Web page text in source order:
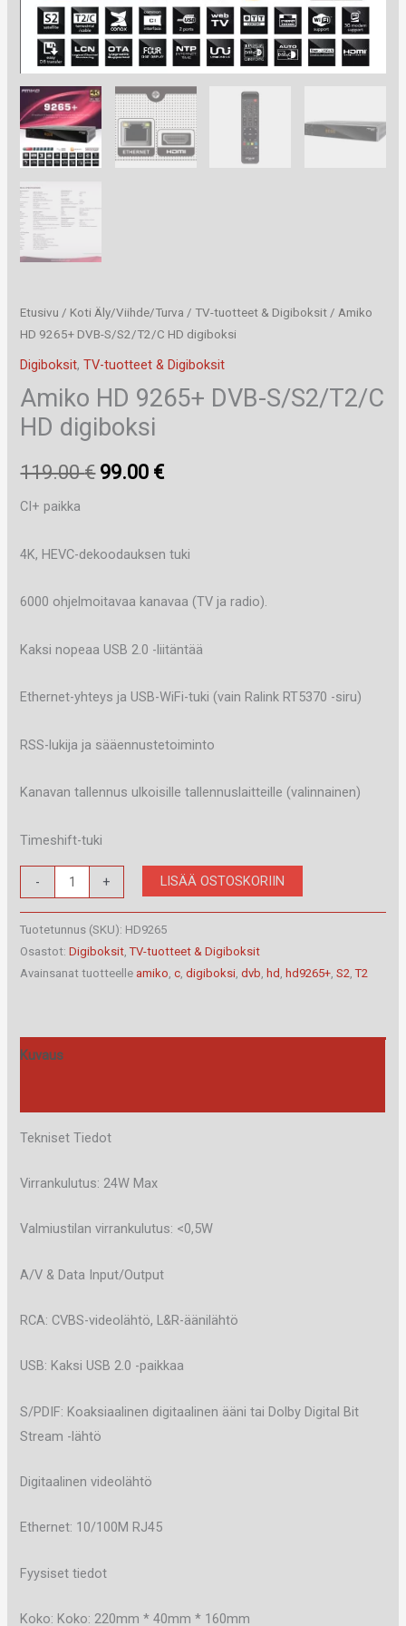
Etusivu / Koti Äly/Viihde/Turva /TV-tuotteet & Digiboksit / Amiko
HD 9265+ DVB-S/S2/T2/C HD digiboksi
Digiboksit,TV-tuotteet & Digiboksit
Amiko HD 9265+ DVB-S/S2/T2/C
HD digiboksi
119.00€ Alkuperäinen
oli:
99.00 €Nykyinen
on:
CI+ paikka
4K, HEVC-dekoodauksen tuki
6000 ohjelmoitavaa kanavaa (TV ja radio).
Kaksi nopeaa USB 2.0 -liitäntää
Ethernet-yhteys ja USB-WiFi-tuki (vain Ralink RT5370 -siru)
RSS-lukija ja sääennustetoiminto
Kanavan tallennus ulkoisille tallennuslaitteille (valinnainen)
Timeshift-tuki
-
HD
9265+
DVB-
S/S2/T2/C
määrä
+ LISÄÄ OSTOSKORIIN
Tuotetunnus (SKU): HD9265
Osastot:Digiboksit ,TV-tuotteet & Digiboksit
Avainsanat tuotteelle amiko ,c ,digiboksi ,dvb ,hd ,hd9265+ ,S2 ,T2
Kuvaus
Tekniset Tiedot
Virrankulutus: 24W Max
Valmiustilan virrankulutus: <0,5W
A/V & Data Input/Output
RCA: CVBS-videolähtö, L&R-äänilähtö
USB: Kaksi USB 2.0 -paikkaa
S/PDIF: Koaksiaalinen digitaalinen ääni tai Dolby Digital Bit
Stream -lähtö
Digitaalinen videolähtö
Ethernet: 10/100M RJ45
Fyysiset tiedot
Koko: Koko: 220mm * 40mm * 160mm